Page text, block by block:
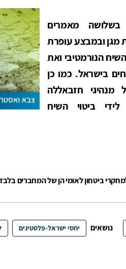
מאמרים
מגן ובמבצע עופרת
הנורמטיבי ואת
בישראל. כמו כן
חזבאללה
ביטוי השיח
ביטחון לאומי הן של המחברים
נושאים יחסי ישראל-פלסטינים